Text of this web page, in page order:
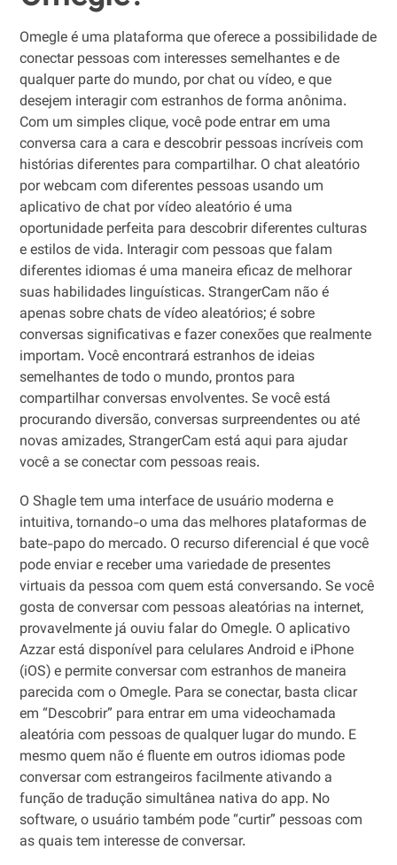
Omegle é uma plataforma que oferece a possibilidade de
conectar pessoas com interesses semelhantes e de
qualquer parte do mundo, por chat ou vídeo, e que
desejem interagir com estranhos de forma anônima.
Com um simples clique, você pode entrar em uma
conversa cara a cara e descobrir pessoas incríveis com
histórias diferentes para compartilhar. O chat aleatório
por webcam com diferentes pessoas usando um
aplicativo de chat por vídeo aleatório é uma
oportunidade perfeita para descobrir diferentes culturas
e estilos de vida. Interagir com pessoas que falam
diferentes idiomas é uma maneira eficaz de melhorar
suas habilidades linguísticas. StrangerCam não é
apenas sobre chats de vídeo aleatórios; é sobre
conversas significativas e fazer conexões que realmente
importam. Você encontrará estranhos de ideias
semelhantes de todo o mundo, prontos para
compartilhar conversas envolventes. Se você está
procurando diversão, conversas surpreendentes ou até
novas amizades, StrangerCam está aqui para ajudar
você a se conectar com pessoas reais.
O Shagle tem uma interface de usuário moderna e
intuitiva, tornando-o uma das melhores plataformas de
bate-papo do mercado. O recurso diferencial é que você
pode enviar e receber uma variedade de presentes
virtuais da pessoa com quem está conversando. Se você
gosta de conversar com pessoas aleatórias na internet,
provavelmente já ouviu falar do Omegle. O aplicativo
Azzar está disponível para celulares Android e iPhone
(iOS) e permite conversar com estranhos de maneira
parecida com o Omegle. Para se conectar, basta clicar
em “Descobrir” para entrar em uma videochamada
aleatória com pessoas de qualquer lugar do mundo. E
mesmo quem não é fluente em outros idiomas pode
conversar com estrangeiros facilmente ativando a
função de tradução simultânea nativa do app. No
software, o usuário também pode “curtir” pessoas com
as quais tem interesse de conversar.